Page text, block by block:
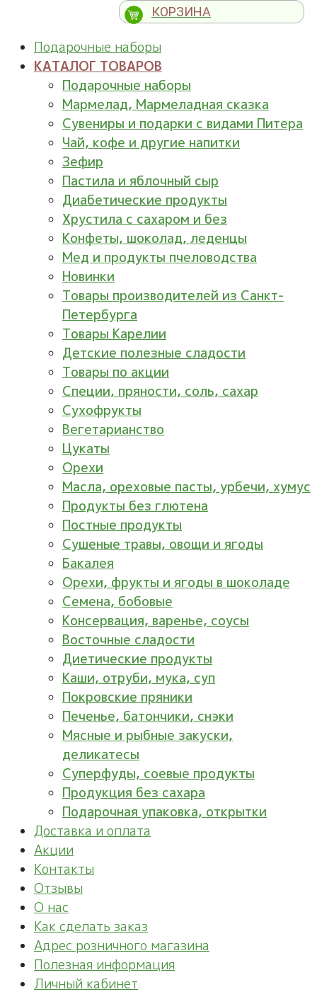
КОРЗИНА
Подарочные наборы
КАТАЛОГ ТОВАРОВ
Подарочные наборы
Мармелад, Мармеладная сказка
Сувениры и подарки с видами Питера
Чай, кофе и другие напитки
Зефир
Пастила и яблочный сыр
Диабетические продукты
Хрустила с сахаром и без
Конфеты, шоколад, леденцы
Мед и продукты пчеловодства
Новинки
Товары производителей из Санкт-
Петербурга
Товары Карелии
Детские полезные сладости
Товары по акции
Специи, пряности, соль, сахар
Сухофрукты
Вегетарианство
Цукаты
Орехи
Масла, ореховые пасты, урбечи, хумус
Продукты без глютена
Постные продукты
Сушеные травы, овощи и ягоды
Бакалея
Орехи, фрукты и ягоды в шоколаде
Семена, бобовые
Консервация, варенье, соусы
Восточные сладости
Диетические продукты
Каши, отруби, мука, суп
Покровские пряники
Печенье, батончики, снэки
Мясные и рыбные закуски,
деликатесы
Суперфуды, соевые продукты
Продукция без сахара
Подарочная упаковка, открытки
Доставка и оплата
Акции
Контакты
Отзывы
О нас
Как сделать заказ
Адрес розничного магазина
Полезная информация
Личный кабинет